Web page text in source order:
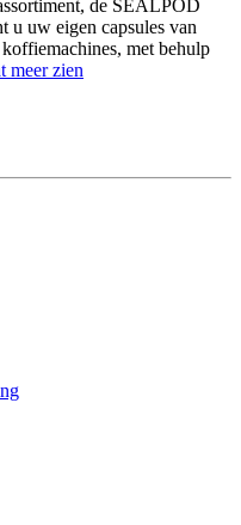
de SEALPOD
u uw eigen capsules van
met behulp
meer zien